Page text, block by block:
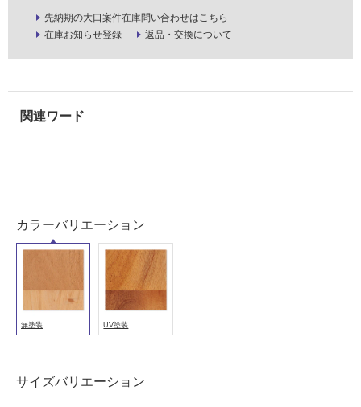
先納期の大口案件在庫問い合わせはこちら
在庫お知らせ登録
返品・交換について
カラーバリエーション
無塗装 UV塗装
サイズバリエーション
室
壁
使
用
能
(寒
地
外)